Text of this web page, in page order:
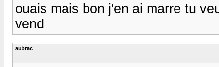
ouais mais bon j'en ai marre tu
vend
aubrac